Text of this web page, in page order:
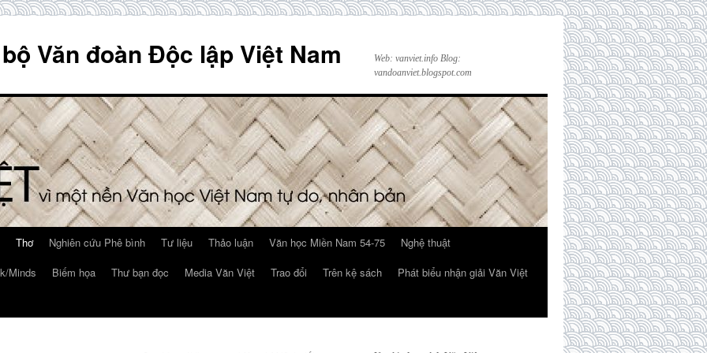
Văn đoàn Độc lập Việt Nam
Web: vanviet.info Blog:
vandoanviet.blogspot.com
Thơ Nghiên cứu Phê bình Tư liệu Thảo luận Văn học Miền Nam 54-75
Nghệ thuật
Minds Biếm họa Thư bạn đọc Media Văn Việt Trao đổi Trên kệ sách
Phát biểu nhận giải Văn Việt